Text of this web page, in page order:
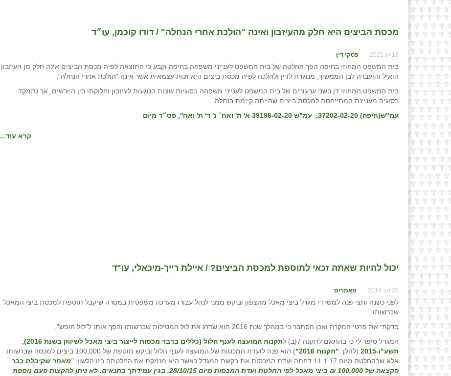
מכסת הביצים היא חלק מהעיזבון ואינה "הולכת אחרי הנחלה" / דודו קוכמן, עו״ד
13 יונ 2021 פסקי דין
בית המשפט המחוזי בחיפה הפך החלטה של בית המשפט לענייני משפחה בחיפה וקבע כי התוצאה לפיה מכסת הביצים אינה חלק מן העיזבון
הואיל והועברה לבן הממשיך, מנוגדת לדין ולהלכה לפיה מכסת ביצים היא זכות עצמאית אשר אינה "הולכת אחרי הנחלה".
בית המשפט המחוזי דן בשני ערעורים של בית המשפט לענייני משפחה בסוגיות שונות הנוגעות לעיזבון וחלוקתו בין היורשים, אך נתמקד
בסוגיה מעניינת המתייחסת למכסת ביצים שהייתה קיימת בנחלה.
עמ"ש(חיפה) 37202-02-20, עמ"ש 39196-02-20
א' ת' ואח׳ נ' ד' ת' ואח'', פס״ד מיום
קרא עוד...
יכול להיות שאתה זכאי לתוספת למכסת הביצים? / איילת רייך-מיכאלי, עו"ד
25 נוב 2018 מאמרים
לפני כשנה וחצי פנה למשרדי מגדל ביצי מאכל מהצפון וביקש ממני לנהל עבורו מערכה משפטית במטרה שיקבל תוספת למכסת ביצי המאכל
שברשותו.
בדקתי את פרטי המקרה ואכן הסתבר כי במהלך שנת 2016 הוא שדרג את לול המטילות שברשותו והפך אותו ל"לול חופש".
המגדל סיפר לי כי בהתאם לתקנה 7(ב) ל
תקנות המועצה לענף הלול (כללים בדבר מכסות לייצור ביצי מאכל לשיווק בשנת 2016),
תשע"ו-2015
(להלן: "תקנות 2016"
) הוא פנה לועדת המכסות של המועצה לענף הלול וביקש תוספת של 100,000 ביצים למכסה שברשותו.
אלא שבהחלטה מיום 11.1.17 דחתה ועדת המכסות את בקשת המגדל כאשר היא מנמקת את החלטתה בזו הלשון:
"מאחר שקיבלת כבר
הקצאה של 100,000 ₪ ביצי מאכל לפי החלטת ועדת המכסות מיום 28/10/15, בגין עמידתך בתנאים. לא ניתן להקצות פעם נוספת